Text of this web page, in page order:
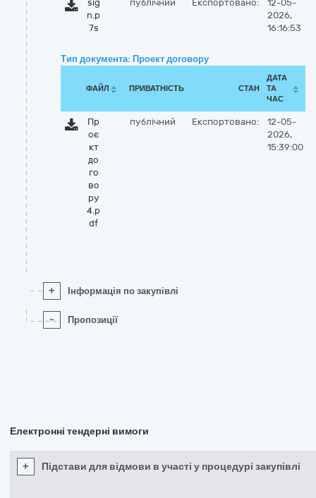
sig
n.p
7s
публічний Експортовано:
12-05-
2026,
16:16:53
Тип документа: Проект договору
ФАЙЛ ПРИВАТНІСТЬ СТАН
ДАТА
ТА
ЧАС
Пр
оє
кт
до
го
во
ру
4.p
df
публічний Експортовано:
12-05-
2026,
15:39:00
+ Інформація по закупівлі
- Пропозиції
Електронні тендерні вимоги
+ Підстави для відмови в участі у процедурі закупівлі